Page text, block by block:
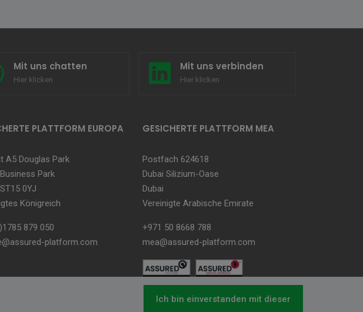
Mit uns chatten
Hier klicken
Mit uns verbinden
Hier klicken
PLATTFORM EUROPA
A5 Douglas Park
Park
0YJ
Königreich
879 050
platform.com
GESICHERTE PLATTFORM MEA
Postfach 624618
Dubai Silizium-Oase
Dubai
Vereinigte Arabische Emirate
+971 50 8668 788
mea@assured-platform.com
Ich bin einverstanden mit dieser